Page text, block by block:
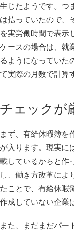
生じたようです。つ
は払っていたので、
を実労働時間で表示
ケースの場合は、就
るようになっていた
て実際の月数で計算
チェックが
まず、 有給休暇簿を
が入ります。現実に
載しているからと作
し、 働き方改革によ
たことで、有給休暇
作成していない企業
また、まだまだパー